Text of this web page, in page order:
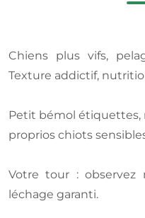
Chiens plus vifs,
Texture addictif,
Petit bémol étiquettes,
proprios chiots
Votre tour : observez
léchage garanti.